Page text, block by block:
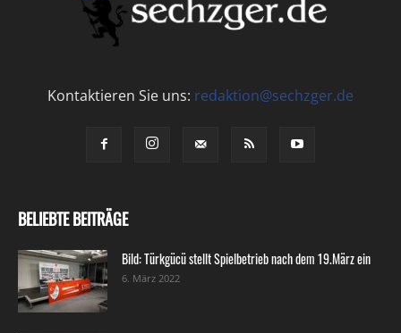
Kontaktieren Sie uns: redaktion@sechzger.de
BELIEBTE BEITRÄGE
Bild: Türkgücü stellt Spielbetrieb nach dem 19.März ein
6. März 2022